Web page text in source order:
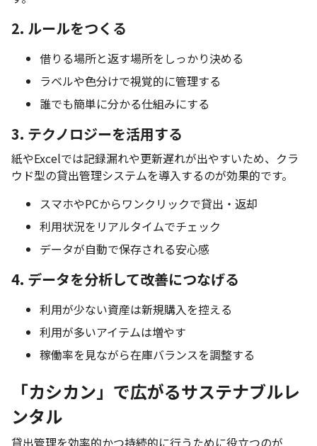
2. ルールをつくる
借りる場所と返す場所をしっかり決める
ラベルや色分けで視覚的に管理する
誰でも簡単に分かる仕組みにする
3. テクノロジーを活用する
紙やExcelでは記録漏れや更新遅れが出やすいため、クラ
ウド型の貸出管理システムを導入するのが効果的です。
スマホやPCからワンクリックで貸出・返却
利用状況をリアルタイムでチェック
データが自動で保存される安心感
4. データを分析して改善につなげる
利用が少ない資産は新規購入を控える
利用が多いアイテムは増やす
稼働率を見ながら在庫バランスを調整する
「カシカン」で広がるサステナブルレ
ンタル
貸出管理を効率的かつ持続的に行うために役立つのが